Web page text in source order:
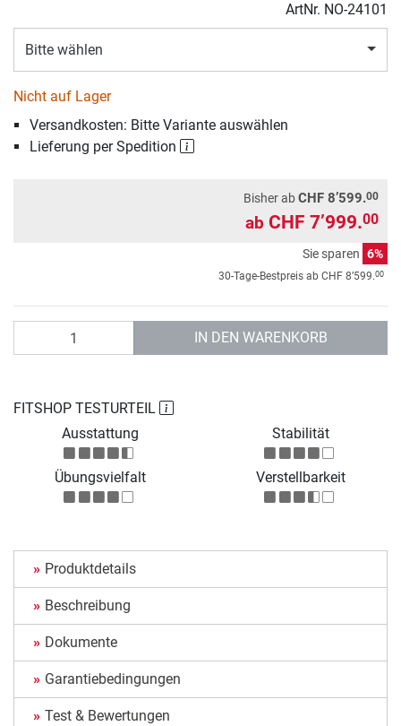
ArtNr. NO-24101
Bitte wählen
Nicht auf Lager
Versandkosten: Bitte Variante auswählen
Lieferung per Spedition
Bisher abCHF 8’599.00
ab CHF 7’999.00
Sie sparen 6%
30-Tage-Bestpreis ab CHF 8’599.00
IN DEN WARENKORB
FITSHOP TESTURTEIL
Ausstattung
Stabilität
Übungsvielfalt Verstellbarkeit
Produktdetails
Beschreibung
Dokumente
Garantiebedingungen
Test & Bewertungen